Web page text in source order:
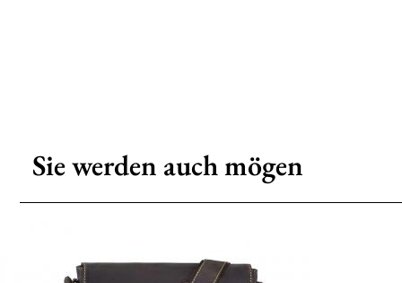
Sie werden auch mögen